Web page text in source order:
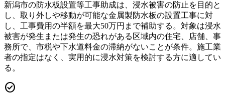
新潟市の防水板設置等工事助成は、浸水被害の防止を目的と
し、取り外しや移動が可能な金属製防水板の設置工事に対
し、工事費用の半額を最大50万円まで補助する。対象は浸水
被害が発生または発生の恐れがある区域内の住宅、店舗、事
務所で、市税や下水道料金の滞納がないことが条件。施工業
者の指定はなく、実用的に浸水対策を検討する方に適してい
る。
check_circle